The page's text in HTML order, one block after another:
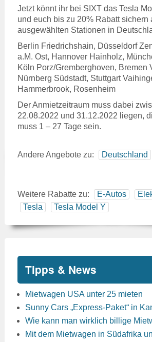
Jetzt könnt ihr bei SIXT das Tesla
und euch bis zu 20% Rabatt sichern
ausgewählten Stationen in
Berlin Friedrichshain, Düsseldorf
a.M. Ost, Hannover Hainholz,
Köln Porz/Gremberghoven, Bremen
Nürnberg Südstadt, Stuttgart
Hammerbrook, Rosenheim
Der Anmietzeitraum muss dabei
22.08.2022 und 31.12.2022 liegen,
muss 1 – 27 Tage sein.
Andere Angebote zu: Deutschland
Weitere Rabatte zu: E-Autos
Tesla
Tesla Model Y
Tipps & News
Mietwagen USA unter 25 mieten
Sunny Cars „Express-Paket“ in
Wie kann man wirklich billige
Mit dem Mietwagen in Südafrika